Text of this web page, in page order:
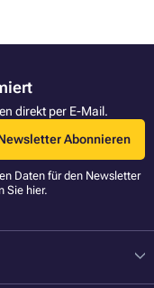
direkt per E-Mail.
Abonnieren
Daten für den Newsletter
Sie hier.